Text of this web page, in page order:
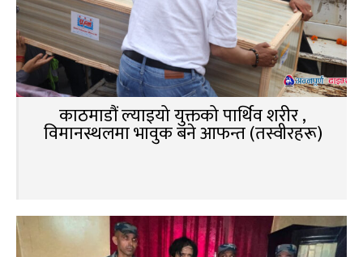
काठमाडौं ल्याइयो युक्तको पार्थिव शरीर ,
विमानस्थलमा भावुक बने आफन्त (तस्वीरहरू)